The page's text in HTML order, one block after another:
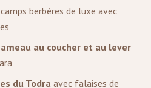
berbères de luxe avec
au coucher et au lever
du Todra avec falaises de